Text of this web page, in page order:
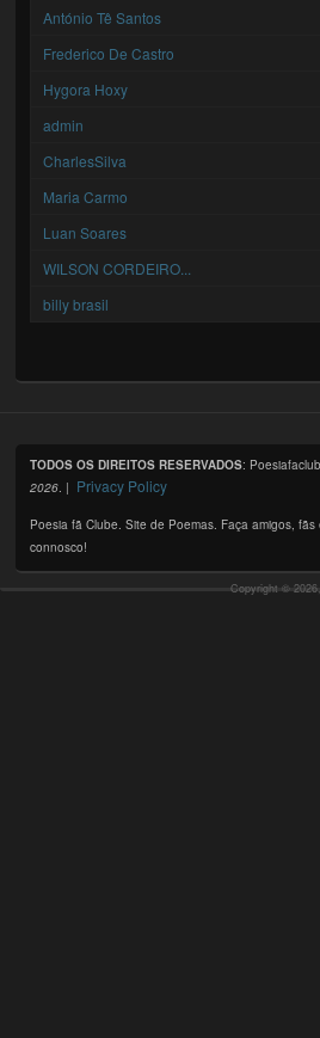
António Tê Santos
Frederico De Castro
Hygora Hoxy
admin
CharlesSilva
Maria Carmo
Luan Soares
WILSON CORDEIRO...
billy brasil
TODOS OS DIREITOS RESERVADOS:
2026 . | Privacy Policy
Poesia fã Clube. Site de Poemas. Faça amigos,
connosco!
Copyright © 2026,